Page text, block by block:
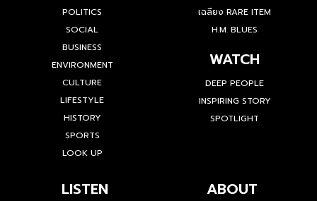
POLITICS
SOCIAL
BUSINESS
ENVIRONMENT
CULTURE
LIFESTYLE
HISTORY
SPORTS
LOOK UP
เฉลียง RARE ITEM
H.M. BLUES
WATCH
DEEP PEOPLE
INSPIRING STORY
SPOTLIGHT
LISTEN ABOUT